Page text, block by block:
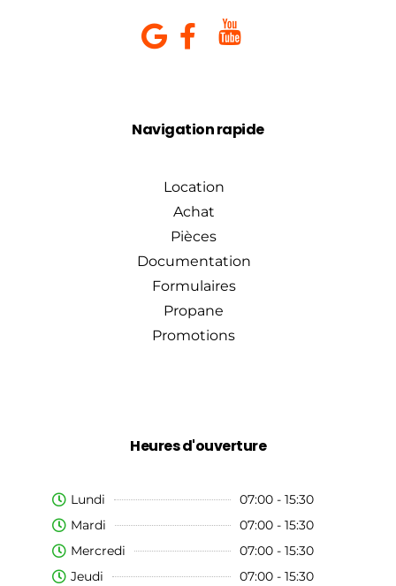
Navigation rapide
Location
Achat
Pièces
Documentation
Formulaires
Propane
Promotions
Heures d'ouverture
Lundi
07:00 - 15:30
Mardi
07:00 - 15:30
Mercredi
07:00 - 15:30
Jeudi
07:00 - 15:30